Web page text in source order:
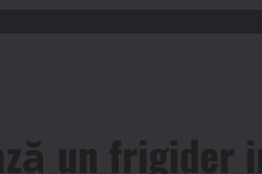
un frigider